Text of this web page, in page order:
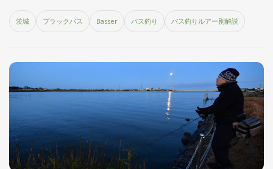
茨城 ブラックバス Basser バス釣り バス釣りルアー別解説